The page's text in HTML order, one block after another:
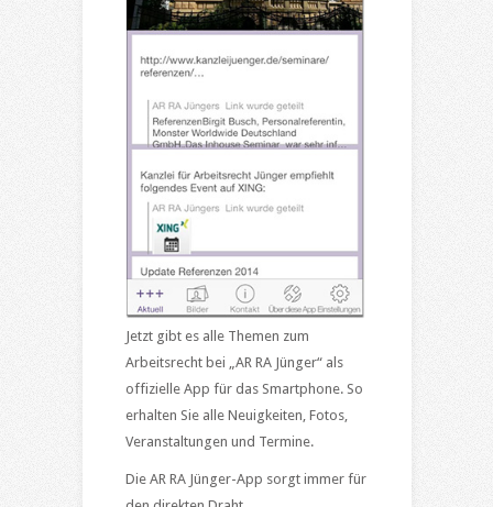
Jetzt gibt es alle Themen zum
Arbeitsrecht bei „AR RA Jünger“ als
offizielle App für das Smartphone. So
erhalten Sie alle Neuigkeiten, Fotos,
Veranstaltungen und Termine.
Die AR RA Jünger-App sorgt immer für